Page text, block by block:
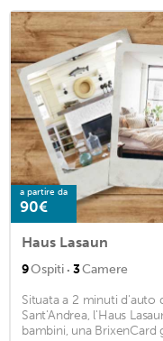
a partire da
90€
Haus Lasaun
9Ospiti · 3Camere
Situata a 2 minuti d'auto
Sant'Andrea, l'Haus
bambini, una